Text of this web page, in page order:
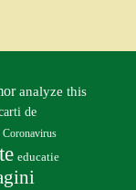
analyze this
de
Coronavirus
educatie